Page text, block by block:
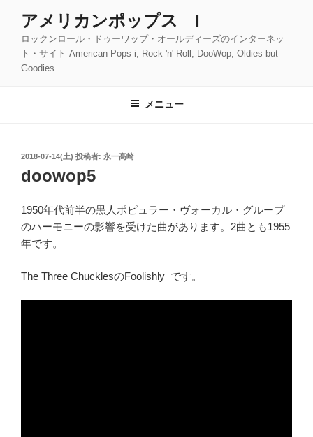
アメリカンポップス I
ロックンロール・ドゥーワップ・オールディーズのインターネッ
ト・サイト American Pops i, Rock 'n' Roll, DooWop, Oldies but
Goodies
メニュー
投
稿
日:
2018-07-14(土) 投稿者: 永一高崎
doowop5
1950年代前半の黒人ポピュラー・ヴォーカル・グループ
のハーモニーの影響を受けた曲があります。2曲とも1955
年です。
The Three ChucklesのFoolishly です。